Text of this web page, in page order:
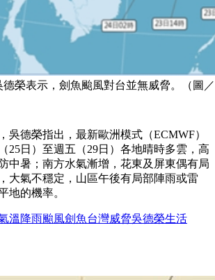
德榮表示，劍魚颱風對台並無威脅。（圖
吳德榮指出，最新歐洲模式（ECMWF）
25日）至週五（29日）各地晴時多雲，高
中暑；南方水氣漸增，花東及屏東偶有局
大氣不穩定，山區午後有局部陣雨或雷
地的機率。
溫 降雨颱風劍魚台灣威脅吳德榮生活